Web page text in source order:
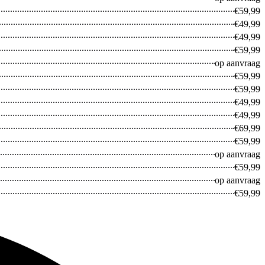
Galaxy A
€59,99
€49,99
€49,99
€59,99
op aanvraag
€59,99
€59,99
€49,99
€49,99
€69,99
€59,99
op aanvraag
€59,99
op aanvraag
€59,99